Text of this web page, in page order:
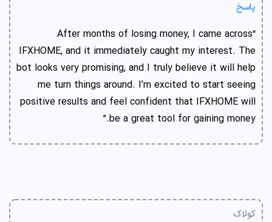
پاسخ
“After months of losing money, I came across
IFXHOME, and it immediately caught my interest. The
bot looks very promising, and I truly believe it will help
me turn things around. I’m excited to start seeing
positive results and feel confident that IFXHOME will
be a great tool for gaining money.”
کولاک